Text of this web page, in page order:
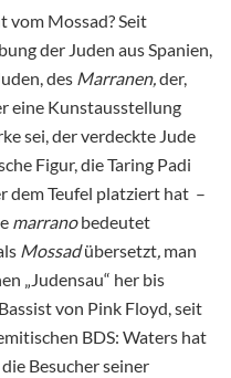
vom Mossad? Seit
der Juden aus Spanien,
des Marranen,der,
eine Kunstausstellung
sei, der verdeckte Jude
Figur, die Taring Padi
dem Teufel platziert hat –
marranobedeutet
Mossadübersetzt, man
„Judensau“ her bis
von Pink Floyd, seit
BDS: Waters hat
Besucher seiner